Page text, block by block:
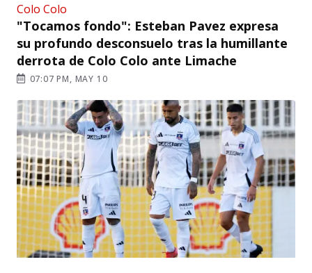
Colo Colo
"Tocamos fondo": Esteban Pavez expresa
su profundo desconsuelo tras la humillante
derrota de Colo Colo ante Limache
07:07 PM, MAY 10